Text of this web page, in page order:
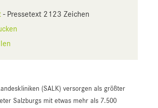
- Pressetext 2123 Zeichen
(SALK) versorgen als größter
Salzburgs mit etwas mehr als 7.500